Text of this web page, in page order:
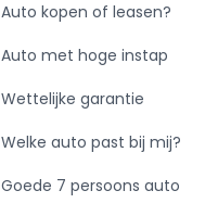
Auto kopen of leasen?
Auto met hoge instap
Wettelijke garantie
Welke auto past bij mij?
Goede 7 persoons auto